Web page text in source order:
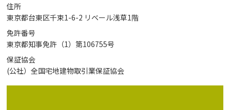
住所
東京都台東区千束1-6-2 リベール浅草1階
免許番号
東京都知事免許（1）第106755号
保証協会
(公社）全国宅地建物取引業保証協会